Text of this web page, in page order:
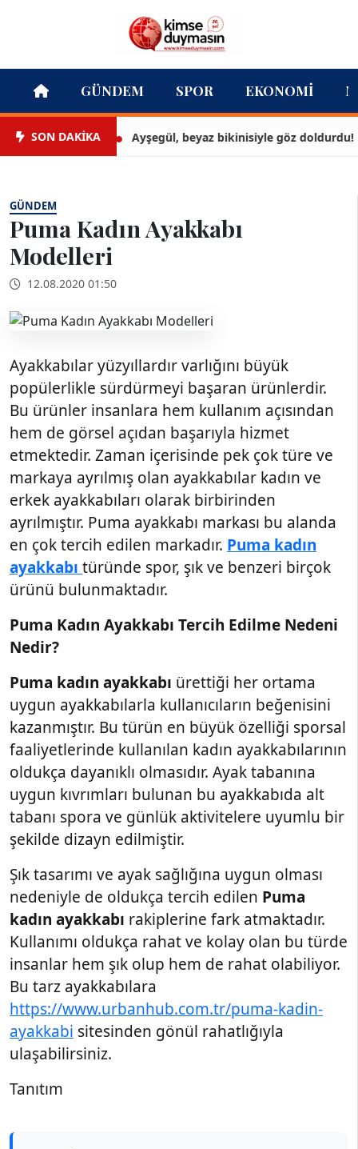
GÜNDEM SPOR EKONOMI
SON DAKİKA Ayşegül, beyaz bikinisiyle göz doldurdu!
GÜNDEM
Puma Kadın Ayakkabı
Modelleri
12.08.2020 01:50
Ayakkabılar yüzyıllardır varlığını büyük
popülerlikle sürdürmeyi başaran ürünlerdir.
Bu ürünler insanlara hem kullanım açısından
hem de görsel açıdan başarıyla hizmet
etmektedir. Zaman içerisinde pek çok türe ve
markaya ayrılmış olan ayakkabılar kadın ve
erkek ayakkabıları olarak birbirinden
ayrılmıştır. Puma ayakkabı markası bu alanda
en çok tercih edilen markadır. Puma kadın
ayakkabı türünde spor, şık ve benzeri birçok
ürünü bulunmaktadır.
Puma Kadın Ayakkabı Tercih Edilme Nedeni
Nedir?
Puma kadın ayakkabı ürettiği her ortama
uygun ayakkabılarla kullanıcıların beğenisini
kazanmıştır. Bu türün en büyük özelliği sporsal
faaliyetlerinde kullanılan kadın ayakkabılarının
oldukça dayanıklı olmasıdır. Ayak tabanına
uygun kıvrımları bulunan bu ayakkabıda alt
tabanı spora ve günlük aktivitelere uyumlu bir
şekilde dizayn edilmiştir.
Şık tasarımı ve ayak sağlığına uygun olması
nedeniyle de oldukça tercih edilen Puma
kadın ayakkabı rakiplerine fark atmaktadır.
Kullanımı oldukça rahat ve kolay olan bu türde
insanlar hem şık olup hem de rahat olabiliyor.
Bu tarz ayakkabılara
https://www.urbanhub.com.tr/puma-kadin-
ayakkabi sitesinden gönül rahatlığıyla
ulaşabilirsiniz.
Tanıtım